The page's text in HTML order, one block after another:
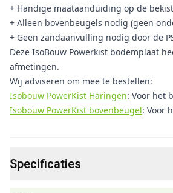
+ Handige maataanduiding op de
+ Alleen bovenbeugels nodig (geen
+ Geen zandaanvulling nodig door de
Deze IsoBouw Powerkist bodemplaat
afmetingen.
Wij adviseren om mee te bestellen:
Isobouw PowerKist Haringen: Voor het
Isobouw PowerKist bovenbeugel: Voor
Specificaties